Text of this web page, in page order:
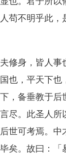
苟不明乎此
身，皆人事也
也，平天下
，备垂教于后
尽。此圣人
世可考焉。
矣。故曰：